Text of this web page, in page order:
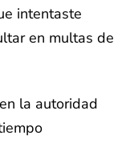
intentaste
en multas de
la autoridad